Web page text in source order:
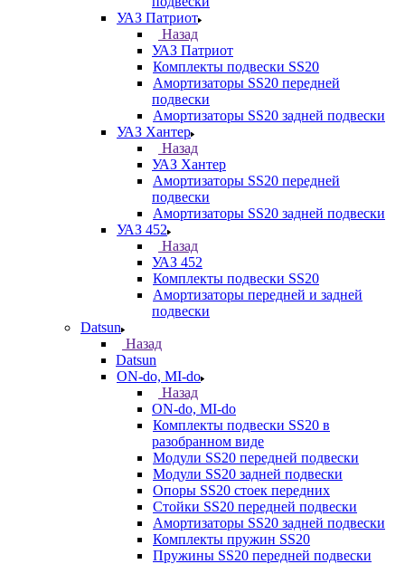
УАЗ Патриот
Назад
УАЗ Патриот
Комплекты подвески SS20
Амортизаторы SS20 передней
подвески
Амортизаторы SS20 задней подвески
УАЗ Хантер
Назад
УАЗ Хантер
Амортизаторы SS20 передней
подвески
Амортизаторы SS20 задней подвески
УАЗ 452
Назад
УАЗ 452
Комплекты подвески SS20
Амортизаторы передней и задней
подвески
Datsun
Назад
Datsun
ON-do, MI-do
Назад
ON-do, MI-do
Комплекты подвески SS20 в
разобранном виде
Модули SS20 передней подвески
Модули SS20 задней подвески
Опоры SS20 стоек передних
Стойки SS20 передней подвески
Амортизаторы SS20 задней подвески
Комплекты пружин SS20
Пружины SS20 передней подвески